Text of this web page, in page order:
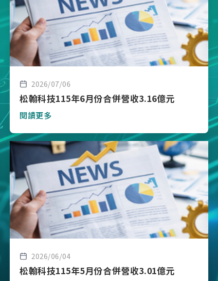
2026/07/06
松翰科技115年6月份合併營收3.16億元
閱讀更多
2026/06/04
松翰科技115年5月份合併營收3.01億元